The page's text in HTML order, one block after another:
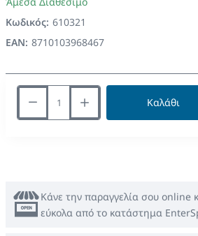
Κωδικός: 610321
EAN: 8710103968467
Καλάθι
Κάνε την παραγγελία σου online
εύκολα από το κατάστημα